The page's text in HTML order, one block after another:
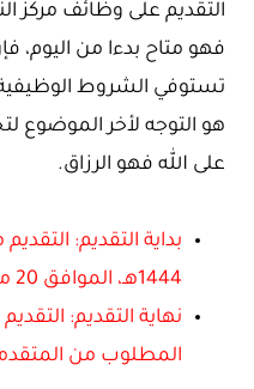
التقديم على وظائف مركز
فهو متاح بدءا من اليوم،
تستوفي الشروط
هو التوجه لأخر الموضوع
على الله فهو الرزاق.
1444هـ، الموافق 20 مارس 2023.
نهاية التقديم:
المطلوب من